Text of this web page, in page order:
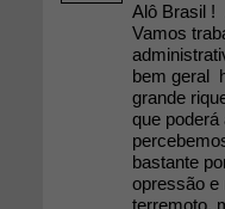
Alô Brasil !
Vamos
bem geral
grande
que poderá
bastante
opressão e
terremoto,